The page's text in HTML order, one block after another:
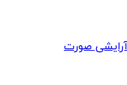
صورت